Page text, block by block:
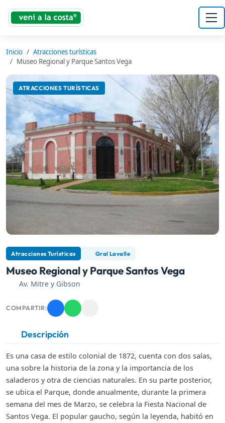
Inicio
Atracciones turísticas
Museo Regional y Parque Santos Vega
ATRACCIONES TURÍSTICAS
Atracciones Turísticas Gral Lavalle
Museo Regional y Parque Santos Vega
Av. Mitre y Gibson
COMPARTIR:
Descripción
Es una casa de estilo colonial de 1872, cuenta con dos salas,
una sobre la historia de la zona y la importancia de los
saladeros y otra de ciencias naturales. En su parte posterior,
se ubica el Parque, donde anualmente, durante la primera
semana del mes de Marzo, se celebra la Fiesta Nacional de
Santos Vega. El popular gaucho, según la leyenda, habitó en